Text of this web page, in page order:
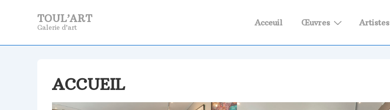
contenu
TOUL’ART
Galerie d’art
MainAcceuil Œuvres Artistes
ACCUEIL